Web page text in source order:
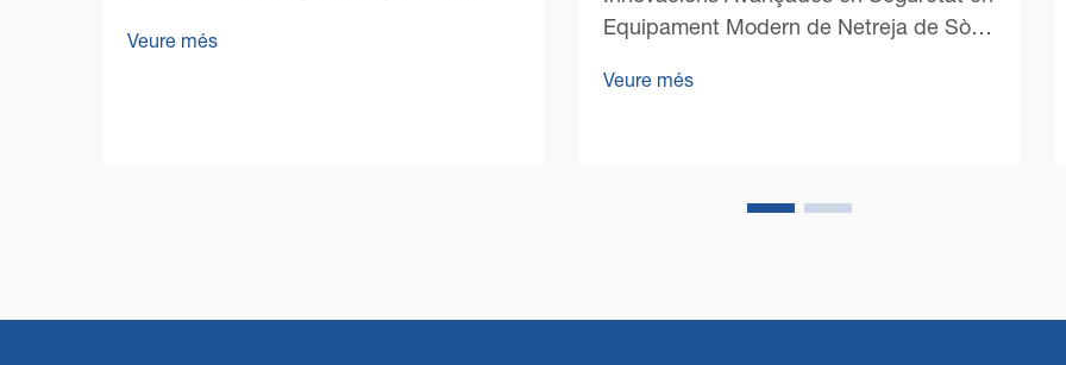
empresarial competitiu, els
Veure més
Equipament Modern de Netreja de Sòls
de netreja de sòls ha portat una
Veure més